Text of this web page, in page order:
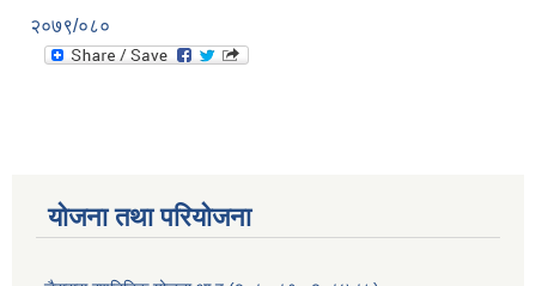
२०७९/०८०
योजना तथा परियोजना